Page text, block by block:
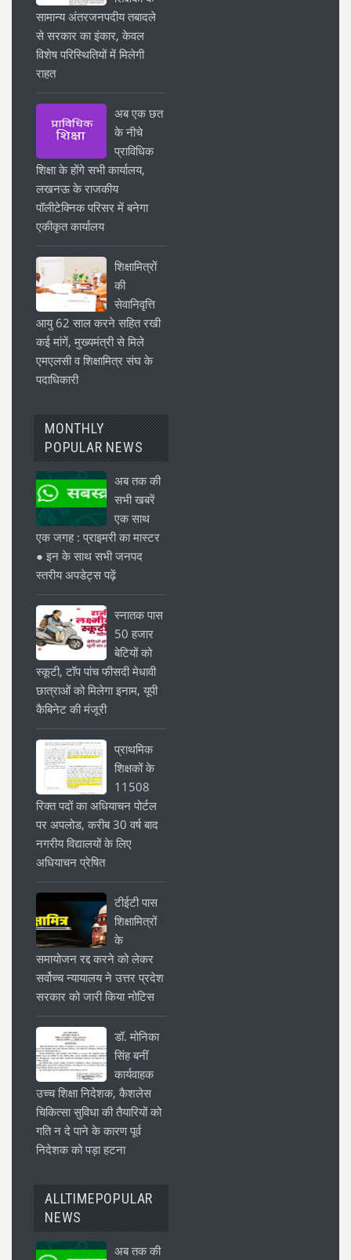
सामान्य अंतरजनपदीय तबादले
से सरकार का इंकार, केवल
विशेष परिस्थितियों में मिलेगी
राहत
अब एक छत
के नीचे
प्राविधिक
शिक्षा के होंगे सभी कार्यालय,
लखनऊ के राजकीय
पॉलीटेक्निक परिसर में बनेगा
एकीकृत कार्यालय
शिक्षामित्रों
की
सेवानिवृत्ति
आयु 62 साल करने सहित रखी
कई मांगें, मुख्यमंत्री से मिले
एमएलसी व शिक्षामित्र संघ के
पदाधिकारी
MONTHLY
POPULAR NEWS
अब तक की
सभी खबरें
एक साथ
एक जगह : प्राइमरी का मास्टर
● इन के साथ सभी जनपद
स्तरीय अपडेट्स पढ़ें
स्नातक पास
50 हजार
बेटियों को
स्कूटी, टॉप पांच फीसदी मेधावी
छात्राओं को मिलेगा इनाम, यूपी
कैबिनेट की मंजूरी
प्राथमिक
शिक्षकों के
11508
रिक्त पदों का अधियाचन पोर्टल
पर अपलोड, करीब 30 वर्ष बाद
नगरीय विद्यालयों के लिए
अधियाचन प्रेषित
टीईटी पास
शिक्षामित्रों
के
समायोजन रद्द करने को लेकर
सर्वोच्च न्यायालय ने उत्तर प्रदेश
सरकार को जारी किया नोटिस
डॉ. मोनिका
सिंह बनीं
कार्यवाहक
उच्च शिक्षा निदेशक, कैशलेस
चिकित्सा सुविधा की तैयारियों को
गति न दे पाने के कारण पूर्व
निदेशक को पड़ा हटना
ALLTIMEPOPULAR
NEWS
अब तक की